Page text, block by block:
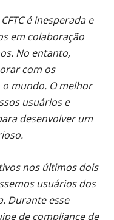
é inesperada e
em colaboração
No entanto,
com os
mundo. O melhor
usuários e
desenvolver um
nos últimos dois
usuários dos
Durante esse
de compliance de